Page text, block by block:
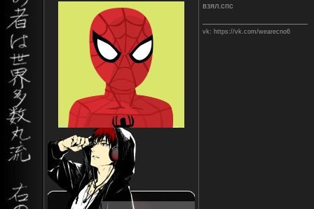
взял.спс
vk: https://vk.com/wearecno6